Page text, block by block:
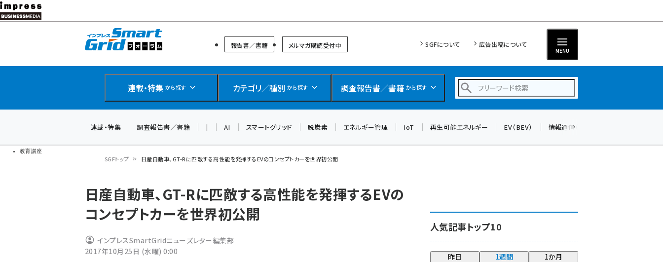
メ
イ
教育講座
スマートグリッドフォーラム
報告書／書籍 メルマガ購読受付中 SGFについて 広告出稿について
MENU
連載・特集 から探す カテゴリ／種別 から探す 調査報告書／書籍 から探す
ngn (280)
大串 (223)
aitras (186)
連載・特集 調査報告書／書籍 | AI スマートグリッド 脱炭素 エネルギー管理 IoT 再生可能エネルギー EV（BEV） 情報通信（ICT）
ン
く
ず
SGFトップ 日産自動車、GT-Rに匹敵する高性能を発揮するEVのコンセプトカーを世界初公開
日産自動車、GT-Rに匹敵する高性能を発揮するEVの
コンセプトカーを世界初公開
インプレスSmartGridニューズレター編集部
2017年10月25日 (水曜) 0:00
人気記事トップ10
昨日 1週間 1か月